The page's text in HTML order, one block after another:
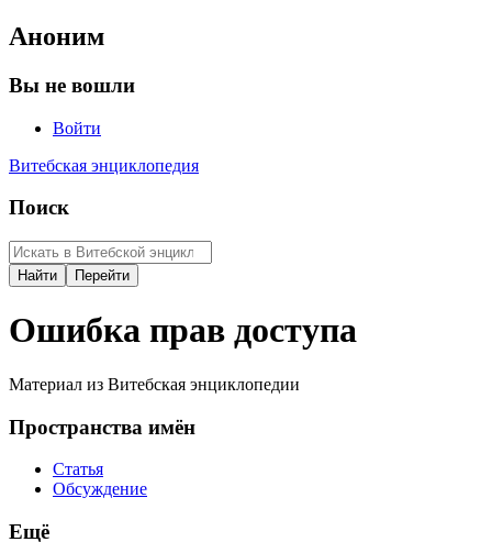
Аноним
Вы не вошли
Войти
Витебская энциклопедия
Поиск
Ошибка прав доступа
Материал из Витебская энциклопедии
Пространства имён
Статья
Обсуждение
Ещё